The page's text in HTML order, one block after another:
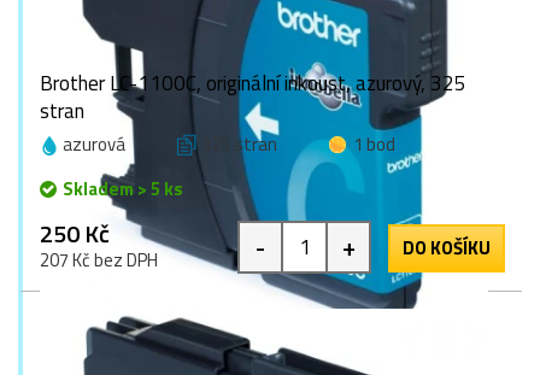
Brother LC-1100C, originální inkoust, azurový, 325
stran
azurová 325 stran
1 bod
Skladem > 5 ks
250 Kč
207 Kč bez DPH - + DO KOŠÍKU